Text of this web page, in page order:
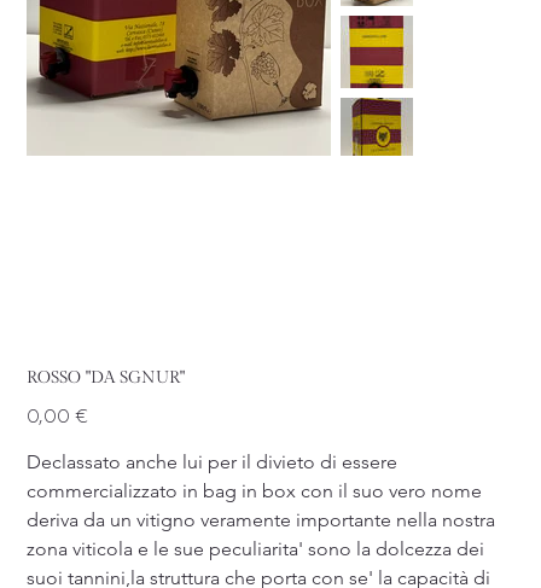
ROSSO "DA SGNUR"
Prezzo
0,00 €
Declassato anche lui per il divieto di essere
commercializzato in bag in box con il suo vero nome
deriva da un vitigno veramente importante nella nostra
zona viticola e le sue peculiarita' sono la dolcezza dei
suoi tannini,la struttura che porta con se' la capacità di